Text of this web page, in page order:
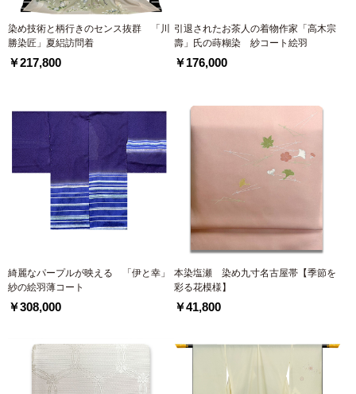
染め技術と柄行きのセンス抜群 「川
勝染匠」夏絽訪問着
￥217,800
引退されたお茶人の着物作家「高木宗
壽」氏の蒔糊染 紗コート絵羽
￥176,000
綺麗なパープルが映える 「伊と幸」
紗の絵羽薄コート
￥308,000
本染塩瀬 染め九寸名古屋帯【季節を
彩る花模様】
￥41,800